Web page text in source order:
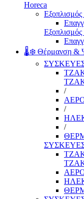
Horeca
Εξοπλισμός
Εξοπλισμός
🌡️❄️ Θέρμανση &
/
/
/